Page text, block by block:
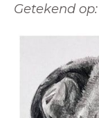
Getekend op: